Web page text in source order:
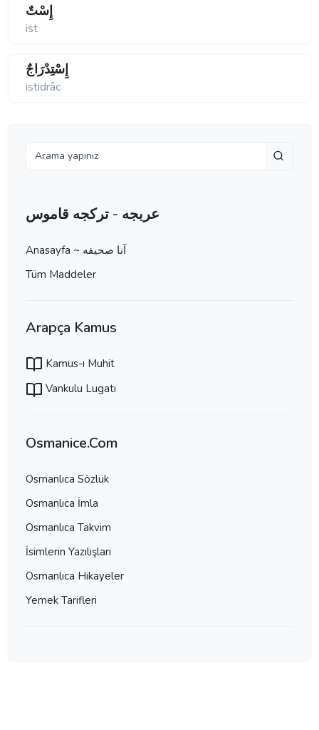
إِسْتٌ
ist
إِسْتِدْرَاجٌ
istidrâc
عربجه - تركجه قاموس
Anasayfa ~ آنا صحيفه
Tüm Maddeler
Arapça Kamus
Kamus-ı Muhit
Vankulu Lugatı
Osmanice.Com
Osmanlıca Sözlük
Osmanlıca İmla
Osmanlıca Takvim
İsimlerin Yazılışları
Osmanlıca Hikayeler
Yemek Tarifleri